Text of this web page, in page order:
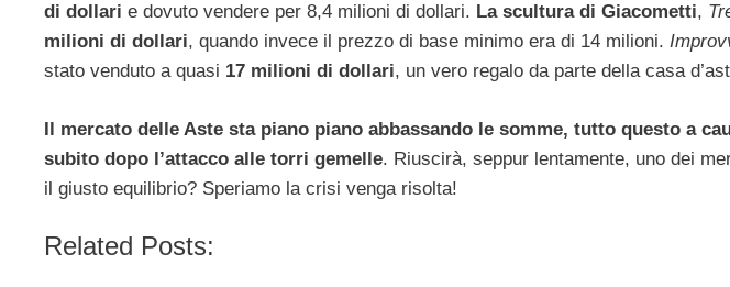
di dollari e dovuto vendere per 8,4 milioni di dollari. La scultura di Giacometti,
milioni di dollari, quando invece il prezzo di base minimo era di 14 milioni.
stato venduto a quasi 17 milioni di dollari, un vero regalo da parte della casa
Il mercato delle Aste sta piano piano abbassando le somme, tutto questo a
subito dopo l’attacco alle torri gemelle. Riuscirà, seppur lentamente, uno dei
il giusto equilibrio? Speriamo la crisi venga risolta!
Related Posts: